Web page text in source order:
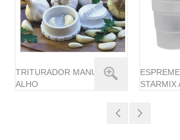
TRITURADOR MANUAL DE
ALHO
STARMIX